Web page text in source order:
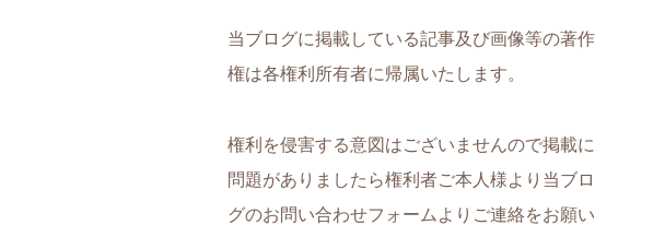
当ブログに掲載している記事及び画像等の著作
権は各権利所有者に帰属いたします。
権利を侵害する意図はございませんので掲載に
問題がありましたら権利者ご本人様より当ブロ
グのお問い合わせフォームよりご連絡をお願い